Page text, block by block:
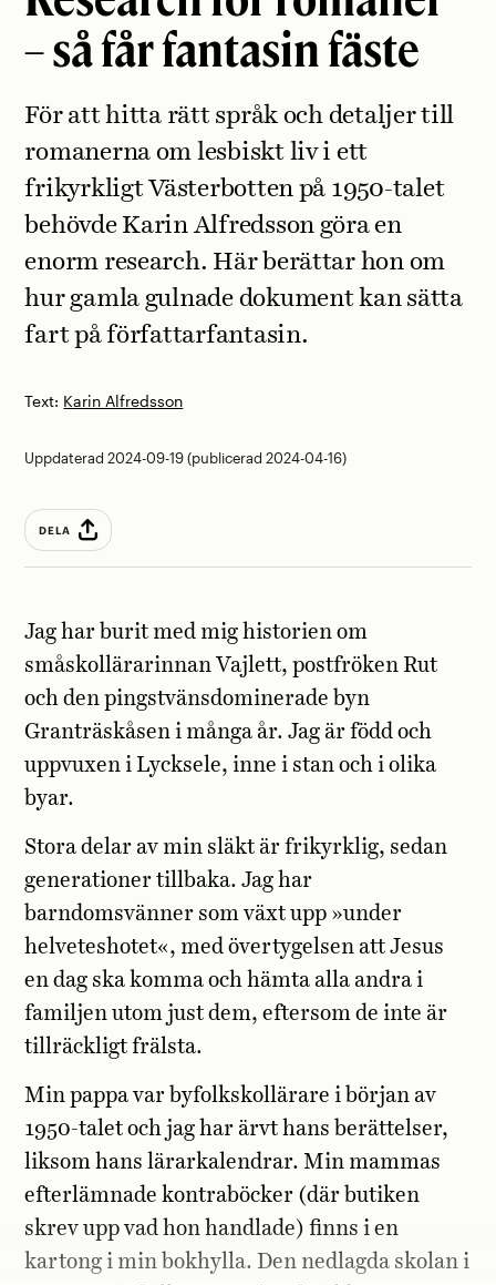
– så får fantasin fäste
Text: Karin Alfredsson
För att hitta rätt språk och detaljer till
romanerna om lesbiskt liv i ett
frikyrkligt Västerbotten på 1950-talet
behövde Karin Alfredsson göra en
enorm research. Här berättar hon om
hur gamla gulnade dokument kan sätta
fart på författarfantasin.
Uppdaterad 2024-09-19 (publicerad 2024-04-16)
DELA
Jag har burit med mig historien om
småskollärarinnan Vajlett, postfröken Rut
och den pingstvänsdominerade byn
Granträskåsen i många år. Jag är född och
uppvuxen i Lycksele, inne i stan och i olika
byar.
Stora delar av min släkt är frikyrklig, sedan
generationer tillbaka. Jag har
barndomsvänner som växt upp »under
helveteshotet«, med övertygelsen att Jesus
en dag ska komma och hämta alla andra i
familjen utom just dem, eftersom de inte är
tillräckligt frälsta.
Min pappa var byfolkskollärare i början av
1950-talet och jag har ärvt hans berättelser,
liksom hans lärarkalendrar. Min mammas
efterlämnade kontraböcker (där butiken
skrev upp vad hon handlade) finns i en
kartong i min bokhylla. Den nedlagda skolan i